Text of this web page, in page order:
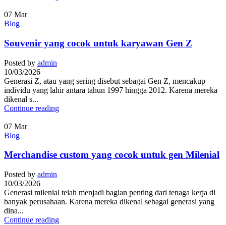
07 Mar
Blog
Souvenir yang cocok untuk karyawan Gen Z
Posted by admin
10/03/2026
Generasi Z, atau yang sering disebut sebagai Gen Z, mencakup
individu yang lahir antara tahun 1997 hingga 2012. Karena mereka
dikenal s...
Continue reading
07 Mar
Blog
Merchandise custom yang cocok untuk gen Milenial
Posted by admin
10/03/2026
Generasi milenial telah menjadi bagian penting dari tenaga kerja di
banyak perusahaan. Karena mereka dikenal sebagai generasi yang
dina...
Continue reading